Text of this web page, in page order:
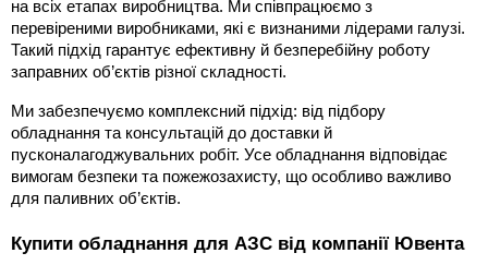
на всіх етапах виробництва. Ми співпрацюємо з
перевіреними виробниками, які є визнаними лідерами галузі.
Такий підхід гарантує ефективну й безперебійну роботу
заправних об’єктів різної складності.
Ми забезпечуємо комплексний підхід: від підбору
обладнання та консультацій до доставки й
пусконалагоджувальних робіт. Усе обладнання відповідає
вимогам безпеки та пожежозахисту, що особливо важливо
для паливних об’єктів.
Купити обладнання для АЗС від компанії Ювента